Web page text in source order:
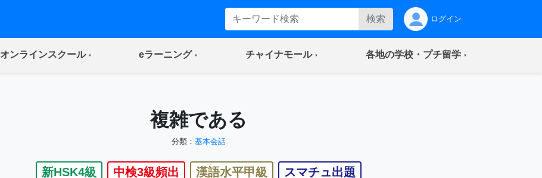
検索 ログイン
オンラインスクール(current) eラーニング(current) チャイナモール(current) 各地の学校・プチ留学(current)
複雑である
分類： 基本会話
新HSK4級 中検3級頻出 漢語水平甲級 スマチュ出題